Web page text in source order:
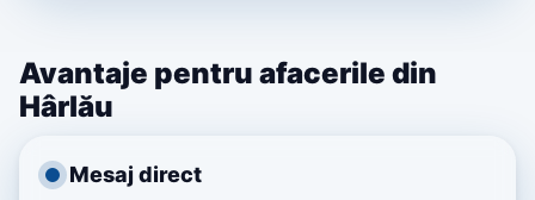
Avantaje pentru afacerile din
Hârlău
Mesaj direct